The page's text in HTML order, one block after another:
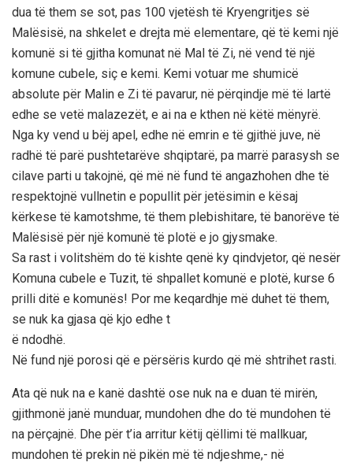
dua të them se sot, pas 100 vjetësh të Kryengritjes së
Malësisë, na shkelet e drejta më elementare, që të kemi një
komunë si të gjitha komunat në Mal të Zi, në vend të një
komune cubele, siç e kemi. Kemi votuar me shumicë
absolute për Malin e Zi të pavarur, në përqindje më të lartë
edhe se vetë malazezët, e ai na e kthen në këtë mënyrë.
Nga ky vend u bëj apel, edhe në emrin e të gjithë juve, në
radhë të parë pushtetarëve shqiptarë, pa marrë parasysh se
cilave parti u takojnë, që më në fund të angazhohen dhe të
respektojnë vullnetin e popullit për jetësimin e kësaj
kërkese të kamotshme, të them plebishitare, të banorëve të
Malësisë për një komunë të plotë e jo gjysmake.
Sa rast i volitshëm do të kishte qenë ky qindvjetor, që nesër
Komuna cubele e Tuzit, të shpallet komunë e plotë, kurse 6
prilli ditë e komunës! Por me keqardhje më duhet të them,
se nuk ka gjasa që kjo edhe t
ë ndodhë.
Në fund një porosi që e përsëris kurdo që më shtrihet rasti.
Ata që nuk na e kanë dashtë ose nuk na e duan të mirën,
gjithmonë janë munduar, mundohen dhe do të mundohen të
na përçajnë. Dhe për t’ia arritur këtij qëllimi të mallkuar,
mundohen të prekin në pikën më të ndjeshme,- në